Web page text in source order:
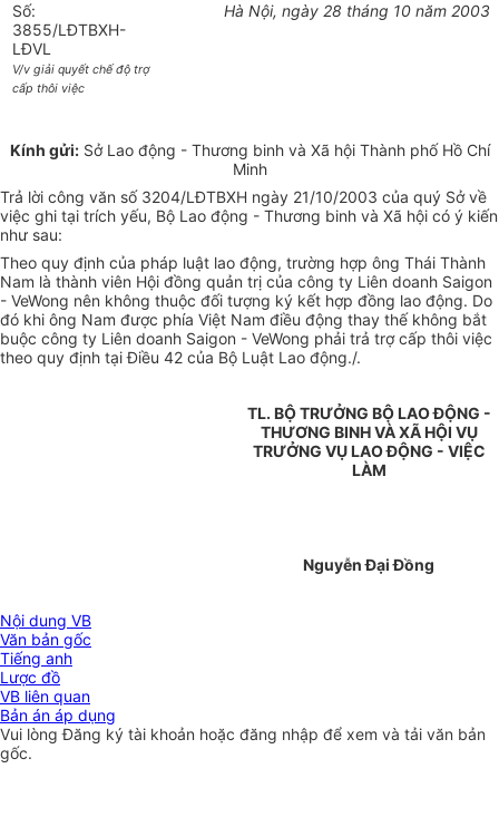
Số:
3855/LĐTBXH-
LĐVL
V/v giải quyết chế độ trợ
cấp thôi việc
Hà Nội, ngày 28 tháng 10 năm 2003
Kính gửi:Sở Lao động - Thương binh và Xã hội Thành phố Hồ Chí
Minh
Trả lời công văn số 3204/LĐTBXH ngày 21/10/2003 của quý Sở về
việc ghi tại trích yếu, Bộ Lao động - Thương binh và Xã hội có ý kiến
như sau:
Theo quy định của pháp luật lao động, trường hợp ông Thái Thành
Nam là thành viên Hội đồng quản trị của công ty Liên doanh Saigon
- VeWong nên không thuộc đối tượng ký kết hợp đồng lao động. Do
đó khi ông Nam được phía Việt Nam điều động thay thế không bắt
buộc công ty Liên doanh Saigon - VeWong phải trả trợ cấp thôi việc
theo quy định tại Điều 42 của Bộ Luật Lao động./.
TL. BỘ TRƯỞNG BỘ LAO ĐỘNG -
THƯƠNG BINH VÀ XÃ HỘI VỤ
TRƯỞNG VỤ LAO ĐỘNG - VIỆC
LÀM
Nguyễn Đại Đồng
Nội dung VB
Văn bản gốc
Tiếng anh
Lược đồ
VB liên quan
Bản án áp dụng
Vui lòngĐăng ký tài khoản hoặc đăng nhập để xem và tải văn bản
gốc.